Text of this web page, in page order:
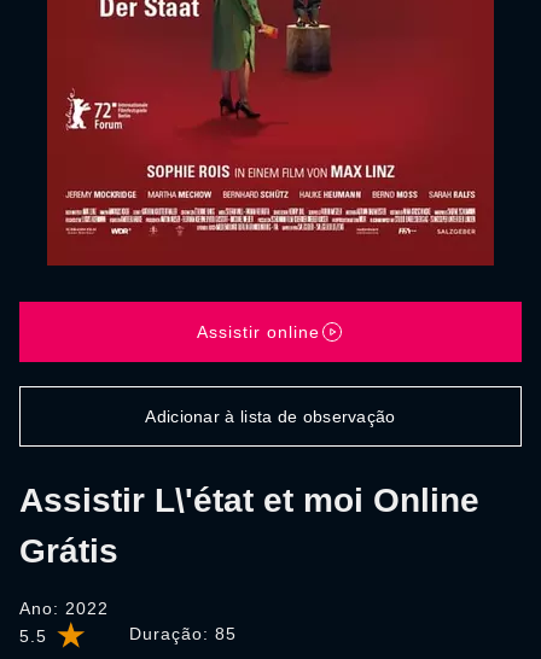
5.5 Duração: 85
Assistir L\'état et moi Online
Grátis
Ano: 2022
Assistir online
Adicionar à lista de observação